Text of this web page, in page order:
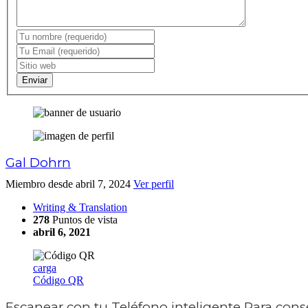
Enviar
Gal Dohrn
Miembro desde abril 7, 2024 Ver perfil
Writing & Translation
278 Puntos de vista
abril 6, 2021
carga
Código QR